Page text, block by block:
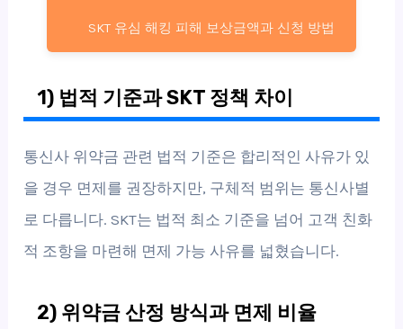
SKT 유심 해킹 피해 보상금액과 신청 방법
1) 법적 기준과 SKT 정책 차이
통신사 위약금 관련 법적 기준은 합리적인 사유가 있
을 경우 면제를 권장하지만, 구체적 범위는 통신사별
로 다릅니다. SKT는 법적 최소 기준을 넘어 고객 친화
적 조항을 마련해 면제 가능 사유를 넓혔습니다.
2) 위약금 산정 방식과 면제 비율